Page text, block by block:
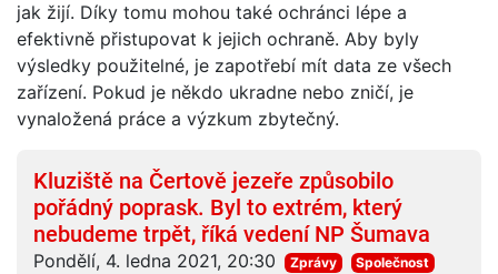
jak žijí. Díky tomu mohou také ochránci lépe a
efektivně přistupovat k jejich ochraně. Aby byly
výsledky použitelné, je zapotřebí mít data ze všech
zařízení. Pokud je někdo ukradne nebo zničí, je
vynaložená práce a výzkum zbytečný.
Kluziště na Čertově jezeře způsobilo
pořádný poprask. Byl to extrém, který
nebudeme trpět, říká vedení NP Šumava
Pondělí, 4. ledna 2021, 20:30 Zprávy Společnost